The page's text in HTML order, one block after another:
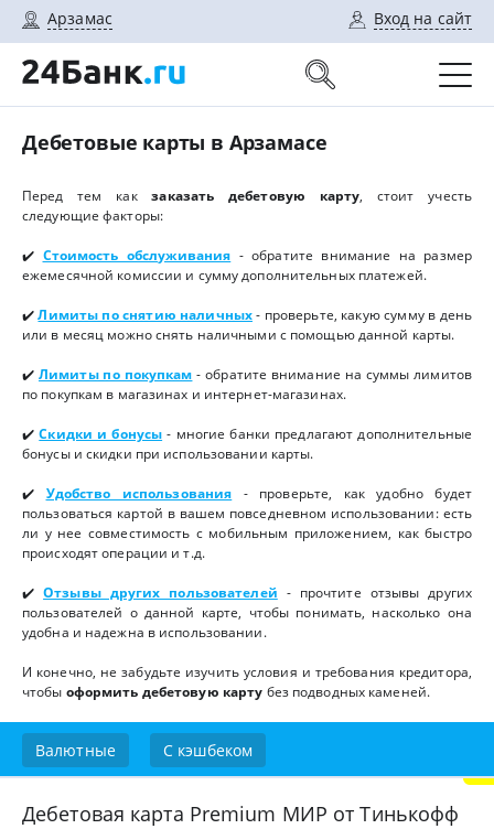
Арзамас Вход на сайт
Дебетовые карты в Арзамасе
Перед тем какзаказать дебетовую карту, стоит учесть
следующие факторы:
✔️ Стоимость обслуживания - обратите внимание на размер
ежемесячной комиссии и сумму дополнительных платежей.
✔️Лимиты по снятию наличных- проверьте, какую сумму в день
или в месяц можно снять наличными с помощью данной карты.
✔️ Лимиты по покупкам - обратите внимание на суммы лимитов
по покупкам в магазинах и интернет-магазинах.
✔️Скидки и бонусы - многие банки предлагают дополнительные
бонусы и скидки при использовании карты.
✔️ Удобство использования - проверьте, как удобно будет
пользоваться картой в вашем повседневном использовании: есть
ли у нее совместимость с мобильным приложением, как быстро
происходят операции и т.д.
✔️Отзывы других пользователей - прочтите отзывы других
пользователей о данной карте, чтобы понимать, насколько она
удобна и надежна в использовании.
И конечно, не забудьте изучить условия и требования кредитора,
чтобы оформить дебетовую карту без подводных каменей.
Валютные С кэшбеком
Дебетовая карта Premium МИР от Тинькофф